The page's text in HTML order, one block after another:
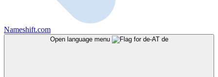
Nameshift.com
Open language menu de